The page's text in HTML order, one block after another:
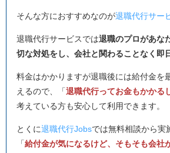
そんな方におすすめなのが退職代行サー
退職代行サービスでは退職のプロがあな
切な対処をし、会社と関わることなく即
料金はかかりますが退職後には給付金を
えるので、「退職代行ってお金もかかる
考えている方も安心して利用できます。
とくに退職代行Jobsでは無料相談から実
「給付金が気になるけど、そもそも会社